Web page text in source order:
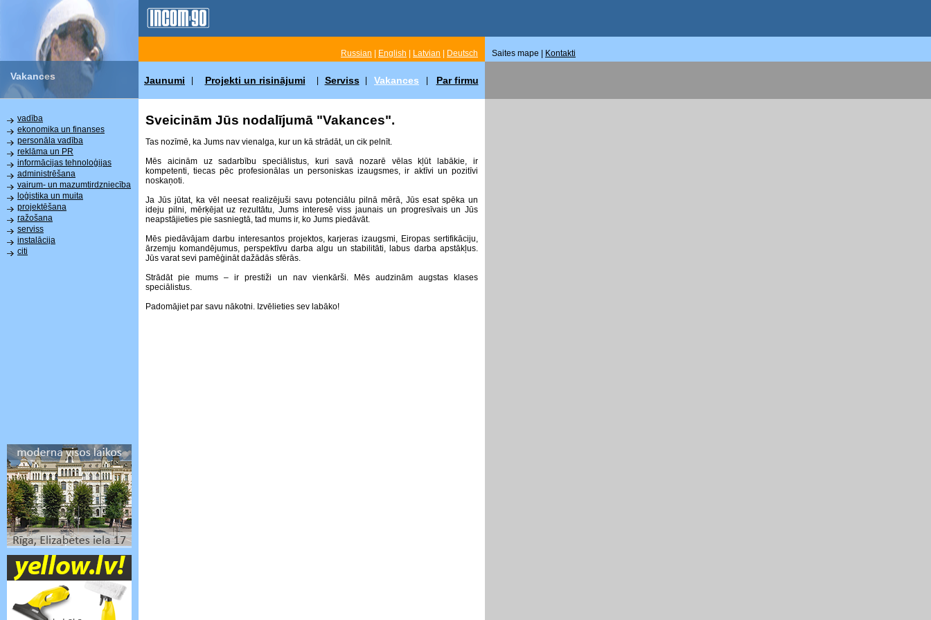
Vakances
Russian English Latvian Deutsch Saites mape | Kontakti
Jaunumi Projekti un risinājumi Serviss Vakances Par firmu
vadība
ekonomika un finanses
personāla vadība
reklāma un PR
informācijas tehnoloģijas
administrēšana
vairum- un mazumtirdzniecība
loģistika un muita
projektēšana
ražošana
serviss
instalācija
citi
Sveicinām Jūs nodalījumā "Vakances".
Tas nozīmē, ka Jums nav vienalga, kur un kā strādāt, un cik pelnīt.
Mēs aicinām uz sadarbību speciālistus, kuri savā nozarē vēlas kļūt labākie, ir
kompetenti, tiecas pēc profesionālas un personiskas izaugsmes, ir aktīvi un pozitīvi
noskaņoti.
Ja Jūs jūtat, ka vēl neesat realizējuši savu potenciālu pilnā mērā, Jūs esat spēka un
ideju pilni, mērķējat uz rezultātu, Jums interesē viss jaunais un progresīvais un Jūs
neapstājieties pie sasniegtā, tad mums ir, ko Jums piedāvāt.
Mēs piedāvājam darbu interesantos projektos, karjeras izaugsmi, Eiropas sertifikāciju,
ārzemju komandējumus, perspektīvu darba algu un stabilitāti, labus darba apstākļus.
Jūs varat sevi pamēģināt dažādās sfērās.
Strādāt pie mums – ir prestiži un nav vienkārši. Mēs audzinām augstas klases
speciālistus.
Padomājiet par savu nākotni. Izvēlieties sev labāko!